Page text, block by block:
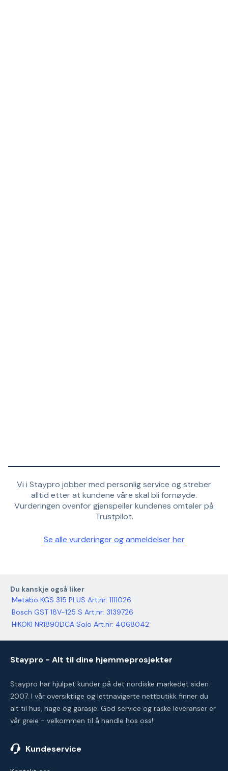
Vi i Staypro jobber med personlig service og streber
alltid etter at kundene våre skal bli fornøyde.
Vurderingen ovenfor gjenspeiler kundenes omtaler på
Trustpilot.
Se alle vurderinger og anmeldelser her
Du kanskje også liker
Metabo KGS 315 PLUS Art.nr: 1111026
Bosch GST 18V-125 S Art.nr: 3139726
HiKOKI NR1890DCA Solo Art.nr: 4068042
Staypro - Alt til dine hjemmeprosjekter
Staypro har hjulpet kunder på det nordiske markedet siden
2007. I vår oversiktlige og lettnavigerte nettbutikk finner du
alt til hus, hage og garasje. God service og raske leveranser er
vår greie - velkommen til å handle hos oss!
Kundeservice